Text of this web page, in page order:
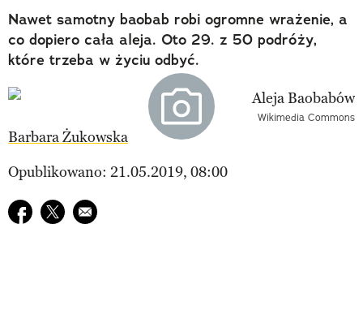
Nawet samotny baobab robi ogromne wrażenie, a
co dopiero cała aleja. Oto 29. z 50 podróży,
które trzeba w życiu odbyć.
Wikimedia Commons
Barbara Żukowska
Opublikowano: 21.05.2019, 08:00
Udostępnij na facebook
Udostępnij na twitter
E-mail do przyjaciela